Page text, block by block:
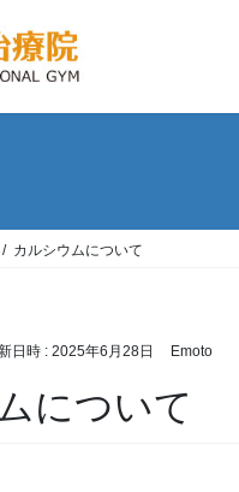
カルシウムについて
日時 : 2025年6月28日 Emoto
について